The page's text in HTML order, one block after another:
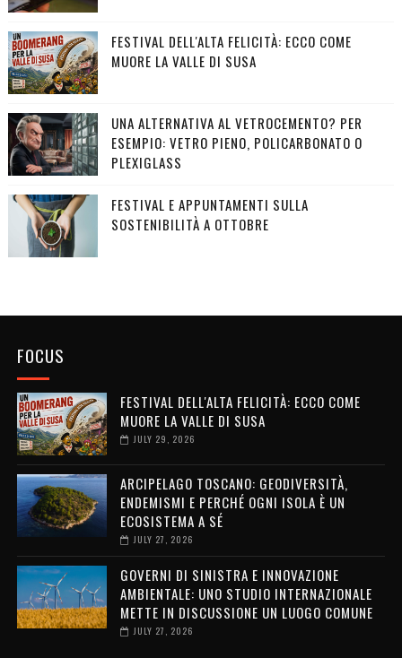
FESTIVAL DELL'ALTA FELICITÀ: ECCO COME
MUORE LA VALLE DI SUSA
UNA ALTERNATIVA AL VETROCEMENTO? PER
ESEMPIO: VETRO PIENO, POLICARBONATO O
PLEXIGLASS
FESTIVAL E APPUNTAMENTI SULLA
SOSTENIBILITÀ A OTTOBRE
FOCUS
FESTIVAL DELL'ALTA FELICITÀ: ECCO COME
MUORE LA VALLE DI SUSA
JULY 29, 2026
ARCIPELAGO TOSCANO: GEODIVERSITÀ,
ENDEMISMI E PERCHÉ OGNI ISOLA È UN
ECOSISTEMA A SÉ
JULY 27, 2026
GOVERNI DI SINISTRA E INNOVAZIONE
AMBIENTALE: UNO STUDIO INTERNAZIONALE
METTE IN DISCUSSIONE UN LUOGO COMUNE
JULY 27, 2026